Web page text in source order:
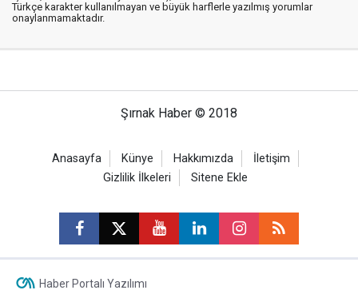
Türkçe karakter kullanılmayan ve büyük harflerle yazılmış yorumlar
onaylanmamaktadır.
Şırnak Haber © 2018
Anasayfa Künye Hakkımızda
İletişim
Gizlilik İlkeleri
Sitene Ekle
Haber Portalı Yazılımı